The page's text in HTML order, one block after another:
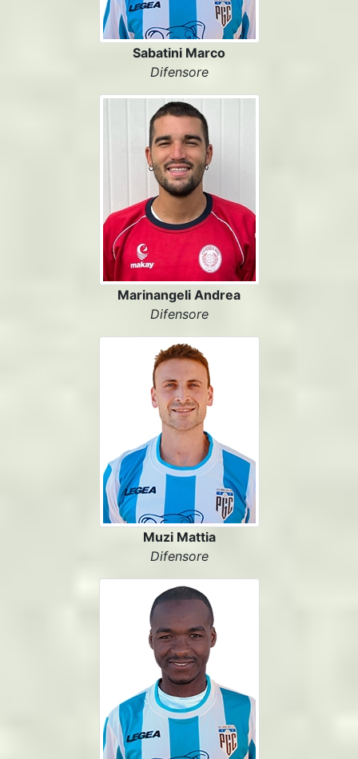
Sabatini Marco
Difensore
Marinangeli Andrea
Difensore
Muzi Mattia
Difensore